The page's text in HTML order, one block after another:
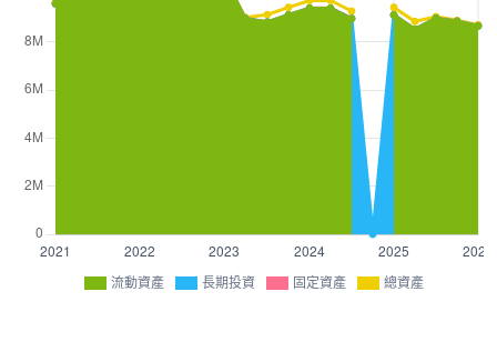
流動資產 長期投資 固定資產 總資產